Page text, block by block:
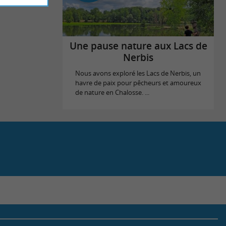
Une pause nature aux Lacs de
Nerbis
Nous avons exploré les Lacs de Nerbis, un
havre de paix pour pêcheurs et amoureux
de nature en Chalosse. ...